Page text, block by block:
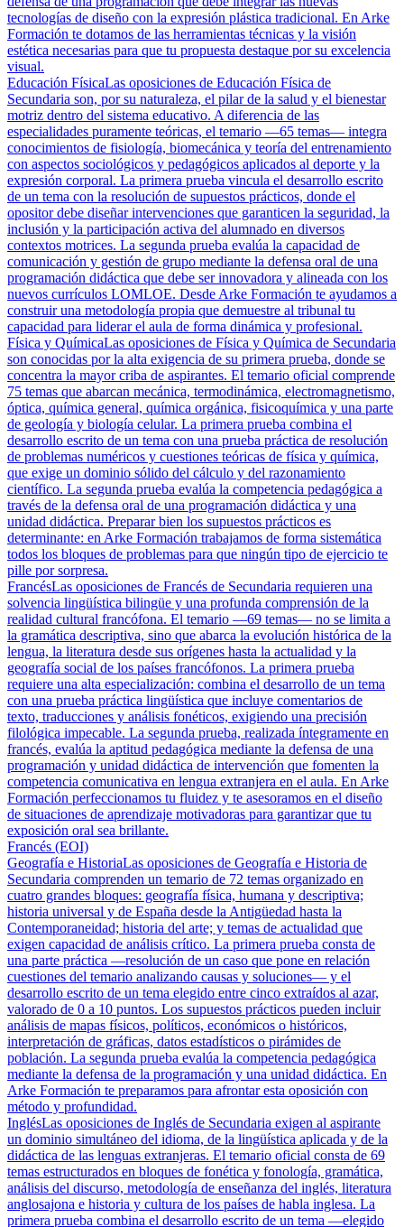
tecnologías de diseño con la expresión plástica tradicional. En Arke
Formación te dotamos de las herramientas técnicas y la visión
estética necesarias para que tu propuesta destaque por su excelencia
visual.
Educación FísicaLas oposiciones de Educación Física de
Secundaria son, por su naturaleza, el pilar de la salud y el bienestar
motriz dentro del sistema educativo. A diferencia de las
especialidades puramente teóricas, el temario —65 temas— integra
conocimientos de fisiología, biomecánica y teoría del entrenamiento
con aspectos sociológicos y pedagógicos aplicados al deporte y la
expresión corporal. La primera prueba vincula el desarrollo escrito
de un tema con la resolución de supuestos prácticos, donde el
opositor debe diseñar intervenciones que garanticen la seguridad, la
inclusión y la participación activa del alumnado en diversos
contextos motrices. La segunda prueba evalúa la capacidad de
comunicación y gestión de grupo mediante la defensa oral de una
programación didáctica que debe ser innovadora y alineada con los
nuevos currículos LOMLOE. Desde Arke Formación te ayudamos a
construir una metodología propia que demuestre al tribunal tu
capacidad para liderar el aula de forma dinámica y profesional.
Física y QuímicaLas oposiciones de Física y Química de Secundaria
son conocidas por la alta exigencia de su primera prueba, donde se
concentra la mayor criba de aspirantes. El temario oficial comprende
75 temas que abarcan mecánica, termodinámica, electromagnetismo,
óptica, química general, química orgánica, fisicoquímica y una parte
de geología y biología celular. La primera prueba combina el
desarrollo escrito de un tema con una prueba práctica de resolución
de problemas numéricos y cuestiones teóricas de física y química,
que exige un dominio sólido del cálculo y del razonamiento
científico. La segunda prueba evalúa la competencia pedagógica a
través de la defensa oral de una programación didáctica y una
unidad didáctica. Preparar bien los supuestos prácticos es
determinante: en Arke Formación trabajamos de forma sistemática
todos los bloques de problemas para que ningún tipo de ejercicio te
pille por sorpresa.
FrancésLas oposiciones de Francés de Secundaria requieren una
solvencia lingüística bilingüe y una profunda comprensión de la
realidad cultural francófona. El temario —69 temas— no se limita a
la gramática descriptiva, sino que abarca la evolución histórica de la
lengua, la literatura desde sus orígenes hasta la actualidad y la
geografía social de los países francófonos. La primera prueba
requiere una alta especialización: combina el desarrollo de un tema
con una prueba práctica lingüística que incluye comentarios de
texto, traducciones y análisis fonéticos, exigiendo una precisión
filológica impecable. La segunda prueba, realizada íntegramente en
francés, evalúa la aptitud pedagógica mediante la defensa de una
programación y unidad didáctica de intervención que fomenten la
competencia comunicativa en lengua extranjera en el aula. En Arke
Formación perfeccionamos tu fluidez y te asesoramos en el diseño
de situaciones de aprendizaje motivadoras para garantizar que tu
exposición oral sea brillante.
Francés (EOI)
Geografía e HistoriaLas oposiciones de Geografía e Historia de
Secundaria comprenden un temario de 72 temas organizado en
cuatro grandes bloques: geografía física, humana y descriptiva;
historia universal y de España desde la Antigüedad hasta la
Contemporaneidad; historia del arte; y temas de actualidad que
exigen capacidad de análisis crítico. La primera prueba consta de
una parte práctica —resolución de un caso que pone en relación
cuestiones del temario analizando causas y soluciones— y el
desarrollo escrito de un tema elegido entre cinco extraídos al azar,
valorado de 0 a 10 puntos. Los supuestos prácticos pueden incluir
análisis de mapas físicos, políticos, económicos o históricos,
interpretación de gráficas, datos estadísticos o pirámides de
población. La segunda prueba evalúa la competencia pedagógica
mediante la defensa de la programación y una unidad didáctica. En
Arke Formación te preparamos para afrontar esta oposición con
método y profundidad.
InglésLas oposiciones de Inglés de Secundaria exigen al aspirante
un dominio simultáneo del idioma, de la lingüística aplicada y de la
didáctica de las lenguas extranjeras. El temario oficial consta de 69
temas estructurados en bloques de fonética y fonología, gramática,
análisis del discurso, metodología de enseñanza del inglés, literatura
anglosajona e historia y cultura de los países de habla inglesa. La
primera prueba combina el desarrollo escrito de un tema —elegido